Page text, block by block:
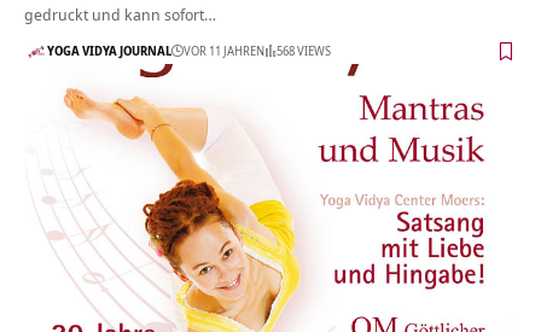
gedruckt und kann sofort…
YOGA VIDYA JOURNAL VOR 11 JAHREN 568 VIEWS